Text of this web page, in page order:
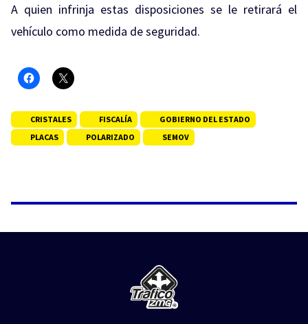
A quien infrinja estas disposiciones se le retirará el
vehículo como medida de seguridad.
CRISTALES FISCALÍA
GOBIERNO DEL ESTADO
PLACAS
POLARIZADO SEMOV